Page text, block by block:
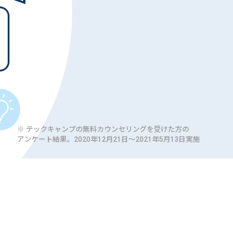
※ テックキャンプの無料カウンセリングを受けた方の
アンケート結果。2020年12月21日〜2021年5月13日実施